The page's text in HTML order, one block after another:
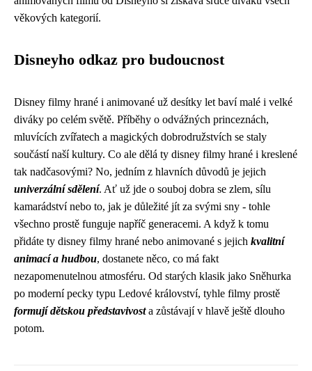
věkových kategorií.
Disneyho odkaz pro budoucnost
Disney filmy hrané i animované už desítky let baví malé i velké
diváky po celém světě. Příběhy o odvážných princeznách,
mluvících zvířatech a magických dobrodružstvích se staly
součástí naší kultury. Co ale dělá ty disney filmy hrané i kreslené
tak nadčasovými? No, jedním z hlavních důvodů je jejich
univerzální sdělení. Ať už jde o souboj dobra se zlem, sílu
kamarádství nebo to, jak je důležité jít za svými sny - tohle
všechno prostě funguje napříč generacemi. A když k tomu
přidáte ty disney filmy hrané nebo animované s jejich kvalitní
animací a hudbou, dostanete něco, co má fakt
nezapomenutelnou atmosféru. Od starých klasik jako Sněhurka
po moderní pecky typu Ledové království, tyhle filmy prostě
formují dětskou představivosta zůstávají v hlavě ještě dlouho
potom.